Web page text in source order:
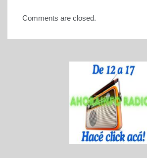
Comments are closed.